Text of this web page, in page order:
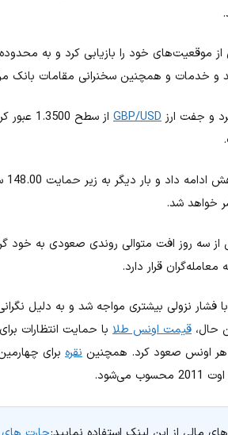
و جفت ارز GBP/USD
با فشار نزولی بیشتری مواجه شد و به دلیل
قیمت اونس طلا با حمایت انتظارات
نقره